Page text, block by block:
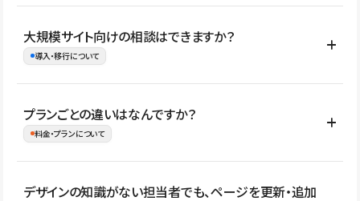
はい。既存サイトの構成やコンテンツ、URLを整理したうえで、
Studio上に再構築する形で移行できます。 WordPressの場合は、
イト全体のデザインや設定がそのまま移行されるわけではないた
め、移行後にページ構成やデザイン、CMS設計、URL・リダイレク
大規模サイト向けの相談はできますか？
導入・移行について
はい。アクセス規模が大きいサイトや、複数部門での運用、権限管
理、セキュリティ確認、既存システムとの連携など、個別の要件が
ない段階でも、お問い合わせください。
プランごとの違いはなんですか？
料金・プランについて
公開ページ数、バージョン履歴の期間、CMS利用数の上限、権限
デザインの知識がない担当者でも、ページを更新・追加